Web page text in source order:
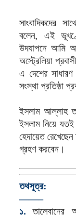
সাংবাদিকদের
বলেন, এই
উদযাপনে আমি
অস্ট্রেলিয়া
এ দেশের
সংস্থা প্রতিষ্ঠা
ইসলাম আল্লাহ
ইসলাম নিয়ে
হেদায়েত
গ্রহণ করবেন।
তথসূত্র:
——–
১.